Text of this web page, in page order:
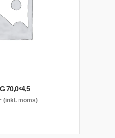
70,0×4,5
(inkl. moms)